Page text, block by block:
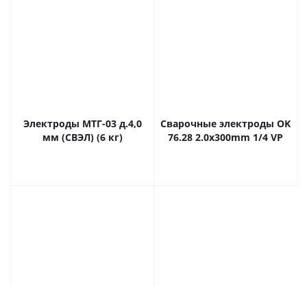
Электроды МТГ-03 д.4,0
мм (СВЭЛ) (6 кг)
Сварочные электроды OK
76.28 2.0x300mm 1/4 VP